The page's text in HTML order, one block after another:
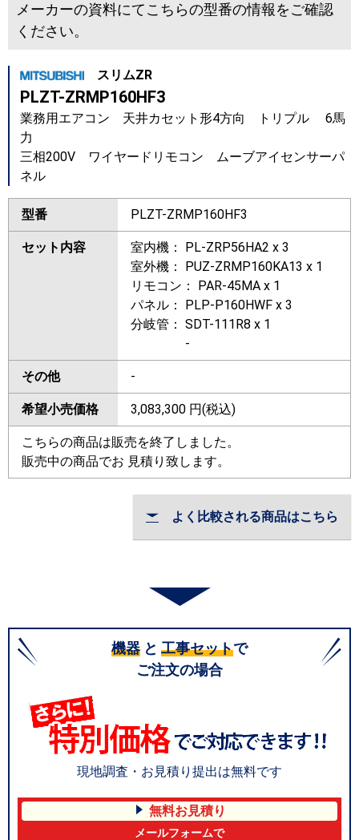
メーカーの資料にてこちらの型番の情報をご確認
ください。
スリムZR
PLZT-ZRMP160HF3
業務用エアコン 天井カセット形4方向 トリプル 6馬
力
三相200V ワイヤードリモコン ムーブアイセンサーパ
ネル
型番 PLZT-ZRMP160HF3
セット内容
室内機： PL-ZRP56HA2 x 3
室外機： PUZ-ZRMP160KA13 x 1
リモコン： PAR-45MA x 1
パネル： PLP-P160HWF x 3
分岐管： SDT-111R8 x 1
-
その他 -
希望小売価格 3,083,300 円(税込)
こちらの商品は販売を終了しました。
販売中の商品でお 見積り致します。
よく比較される商品はこちら
機器 と 工事セットで
ご注文の場合
現地調査・お見積り提出は無料です
無料お見積り
メールフォームで